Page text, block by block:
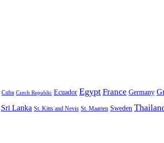
Cuba Czech Republic Ecuador Egypt France Germany
Sri Lanka St. Kitts and Nevis St. Maarten Sweden